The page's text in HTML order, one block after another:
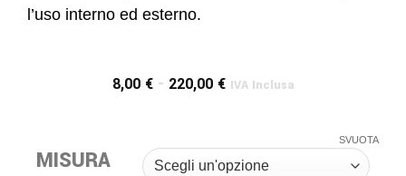
l’uso interno ed esterno.
8,00 € - 220,00 € IVA Inclusa
MISURA
SVUOTA